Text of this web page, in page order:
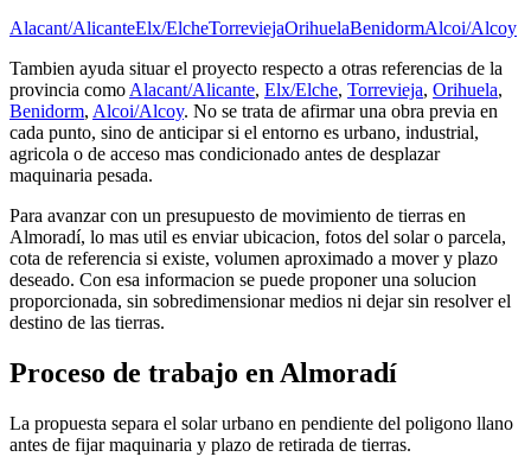
Alacant/AlicanteElx/ElcheTorreviejaOrihuelaBenidormAlcoi/Alcoy
Tambien ayuda situar el proyecto respecto a otras referencias de la
provincia comoAlacant/Alicante, Elx/Elche, Torrevieja, Orihuela,
Benidorm, Alcoi/Alcoy. No se trata de afirmar una obra previa en
cada punto, sino de anticipar si el entorno es urbano, industrial,
agricola o de acceso mas condicionado antes de desplazar
maquinaria pesada.
Para avanzar con un presupuesto de movimiento de tierras en
Almoradí, lo mas util es enviar ubicacion, fotos del solar o parcela,
cota de referencia si existe, volumen aproximado a mover y plazo
deseado. Con esa informacion se puede proponer una solucion
proporcionada, sin sobredimensionar medios ni dejar sin resolver el
destino de las tierras.
Proceso de trabajo en Almoradí
La propuesta separa el solar urbano en pendiente del poligono llano
antes de fijar maquinaria y plazo de retirada de tierras.